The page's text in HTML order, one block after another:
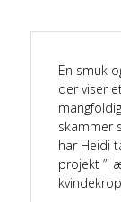
En smuk
der viser
skammer
har Heidi
projekt ”I